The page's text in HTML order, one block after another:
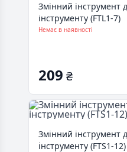
Змінний інструмент
інструменту (FTL1-7)
Немає в наявності
209 ₴
Змінний інструмент
інструменту (FTS1-12)